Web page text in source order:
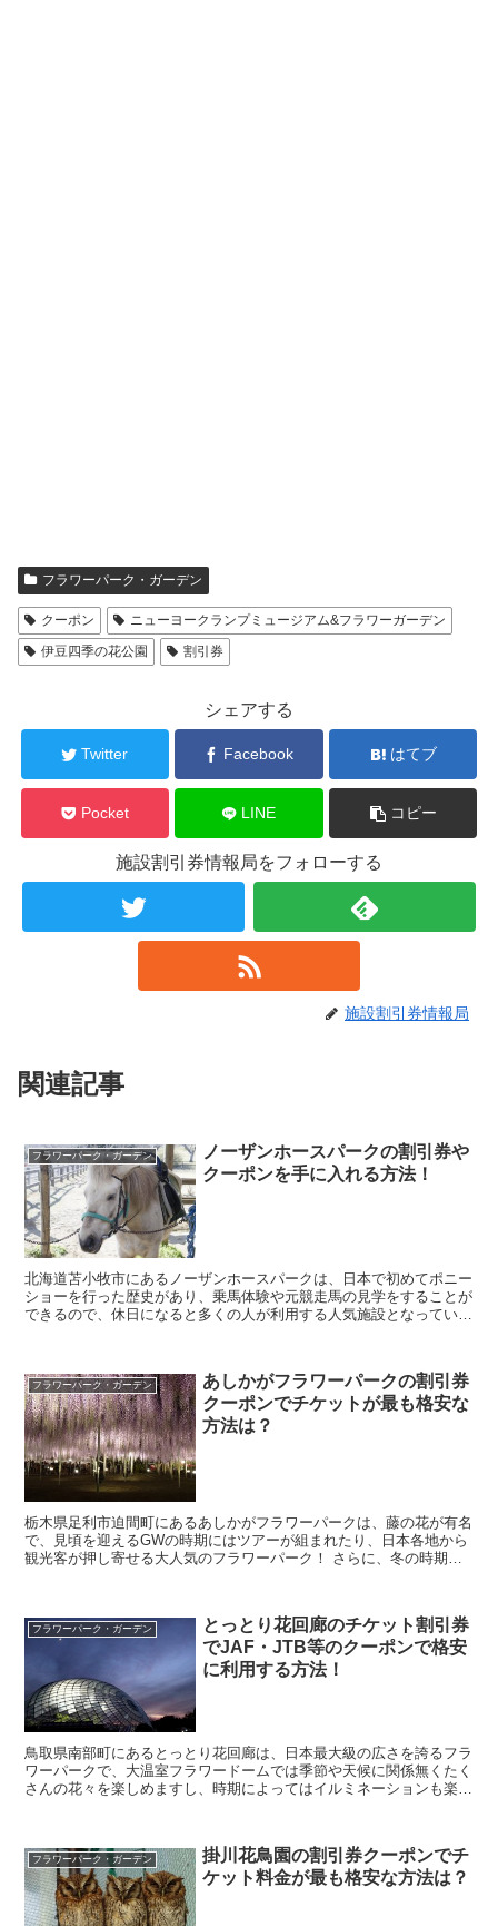
フラワーパーク・ガーデン
クーポン
ニューヨークランプミュージアム&フラワーガーデン
伊豆四季の花公園
割引券
シェアする
Twitter Facebook はてブ
Pocket LINE コピー
施設割引券情報局をフォローする
施設割引券情報局
関連記事
フラワーパーク・ガーデン
ノーザンホースパークの割引券や
クーポンを手に入れる方法！
北海道苫小牧市にあるノーザンホースパークは、日本で初めてポニー
ショーを行った歴史があり、乗馬体験や元競走馬の見学をすることが
できるので、休日になると多くの人が利用する人気施設となっていま
フラワーパーク・ガーデン
あしかがフラワーパークの割引券
クーポンでチケットが最も格安な
方法は？
栃木県足利市迫間町にあるあしかがフラワーパークは、藤の花が有名
で、見頃を迎えるGWの時期にはツアーが組まれたり、日本各地から
観光客が押し寄せる大人気のフラワーパーク！ さらに、冬の時期は
フラワーパーク・ガーデン
とっとり花回廊のチケット割引券
でJAF・JTB等のクーポンで格安
に利用する方法！
鳥取県南部町にあるとっとり花回廊は、日本最大級の広さを誇るフラ
ワーパークで、大温室フラワードームでは季節や天候に関係無くたく
さんの花々を楽しめますし、時期によってはイルミネーションも楽し
フラワーパーク・ガーデン
掛川花鳥園の割引券クーポンでチ
ケット料金が最も格安な方法は？